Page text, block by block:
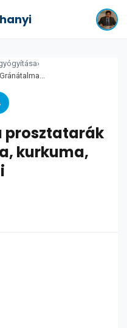
›
prosztatarák
kurkuma,